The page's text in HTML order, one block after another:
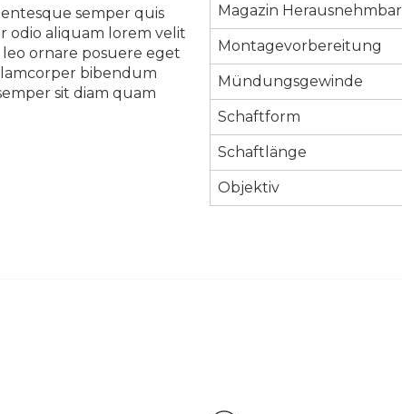
semper quis
odio aliquam lorem velit
leo ornare posuere eget
bibendum
sit diam quam
Magazin Herausnehmbar
Montagevorbereitung
Mündungsgewinde
Schaftform
Schaftlänge
Objektiv